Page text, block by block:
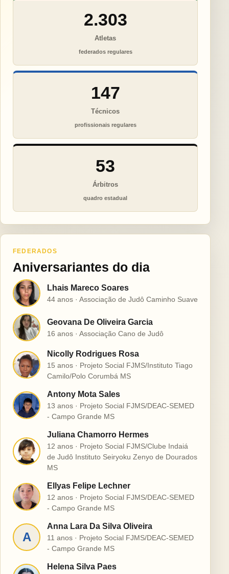
2.303
Atletas
federados regulares
147
Técnicos
profissionais regulares
53
Árbitros
quadro estadual
FEDERADOS
Aniversariantes do dia
L Lhais Mareco Soares
44 anos · Associação de Judô Caminho Suave
G Geovana De Oliveira Garcia
16 anos · Associação Cano de Judô
N
Nicolly Rodrigues Rosa
15 anos · Projeto Social FJMS/Instituto Tiago
Camilo/Polo Corumbá MS
A
Antony Mota Sales
13 anos · Projeto Social FJMS/DEAC-SEMED
- Campo Grande MS
J
Juliana Chamorro Hermes
12 anos · Projeto Social FJMS/Clube Indaiá
de Judô Instituto Seiryoku Zenyo de Dourados
MS
E
Ellyas Felipe Lechner
12 anos · Projeto Social FJMS/DEAC-SEMED
- Campo Grande MS
A
Anna Lara Da Silva Oliveira
11 anos · Projeto Social FJMS/DEAC-SEMED
- Campo Grande MS
Helena Silva Paes